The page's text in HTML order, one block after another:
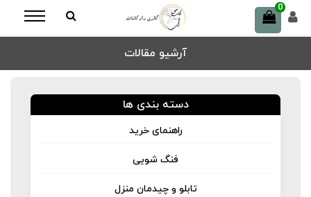
0
آرشیو مقالات
دسته بندی ها
راهنمای خرید
فنگ شویی
تابلو و چیدمان منزل